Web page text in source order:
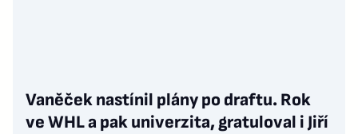
Vaněček nastínil plány po draftu. Rok
ve WHL a pak univerzita, gratuloval i Jiří